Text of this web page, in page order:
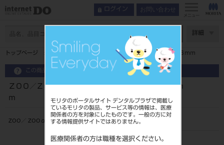
モリタのポータルサイト デンタルプラザで掲載し
ているモリタの製品、サービス等の情報は、医療
関係者の方を対象にしたものです。一般の方に対
する情報提供サイトではありません。
医療関係者の方は職種を選択ください。
ログイン お問い合わせ
メニュー
詳細
トップページ ＺＯＯ／ＺＯＯα用コントローラー １１ｍｍ １６ｍｍ
この商品に関するお問い合わせ
ＺＯＯ／ＺＯＯα用コントローラー １１ｍｍ １６ｍ
ｍ
ZOO／ ZOOα用コントローラ
品目コード